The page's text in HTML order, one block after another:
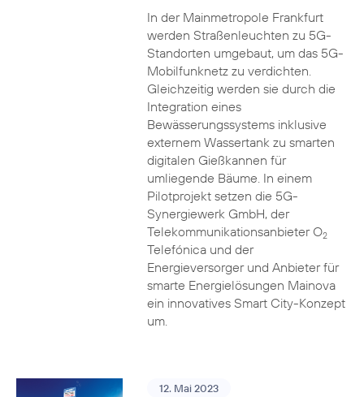
In der Mainmetropole Frankfurt
werden Straßenleuchten zu 5G-
Standorten umgebaut, um das 5G-
Mobilfunknetz zu verdichten.
Gleichzeitig werden sie durch die
Integration eines
Bewässerungssystems inklusive
externem Wassertank zu smarten
digitalen Gießkannen für
umliegende Bäume. In einem
Pilotprojekt setzen die 5G-
Synergiewerk GmbH, der
Telekommunikationsanbieter O2
Telefónica und der
Energieversorger und Anbieter für
smarte Energielösungen Mainova
ein innovatives Smart City-Konzept
um.
12. Mai 2023